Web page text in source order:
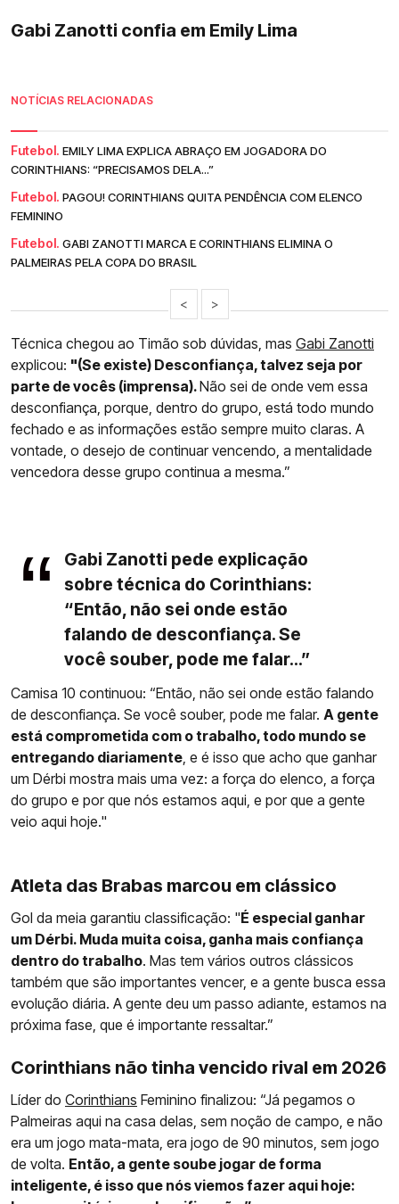
Gabi Zanotti confia em Emily Lima
NOTÍCIAS RELACIONADAS
Futebol. EMILY LIMA EXPLICA ABRAÇO EM JOGADORA DO
CORINTHIANS: “PRECISAMOS DELA...”
Futebol. PAGOU! CORINTHIANS QUITA PENDÊNCIA COM ELENCO
FEMININO
Futebol. GABI ZANOTTI MARCA E CORINTHIANS ELIMINA O
PALMEIRAS PELA COPA DO BRASIL
< >
Técnica chegou ao Timão sob dúvidas, mas Gabi Zanotti
explicou: "(Se existe) Desconfiança, talvez seja por
parte de vocês (imprensa).Não sei de onde vem essa
desconfiança, porque, dentro do grupo, está todo mundo
fechado e as informações estão sempre muito claras. A
vontade, o desejo de continuar vencendo, a mentalidade
vencedora desse grupo continua a mesma.”
Gabi Zanotti pede explicação
sobre técnica do Corinthians:
“Então, não sei onde estão
falando de desconfiança. Se
você souber, pode me falar...”
Camisa 10 continuou: “Então, não sei onde estão falando
de desconfiança. Se você souber, pode me falar. A gente
está comprometida com o trabalho, todo mundo se
entregando diariamente, e é isso que acho que ganhar
um Dérbi mostra mais uma vez: a força do elenco, a força
do grupo e por que nós estamos aqui, e por que a gente
veio aqui hoje."
Atleta das Brabas marcou em clássico
Gol da meia garantiu classificação: "É especial ganhar
um Dérbi. Muda muita coisa, ganha mais confiança
dentro do trabalho. Mas tem vários outros clássicos
também que são importantes vencer, e a gente busca essa
evolução diária. A gente deu um passo adiante, estamos na
próxima fase, que é importante ressaltar.”
Corinthians não tinha vencido rival em 2026
Líder do Corinthians Feminino finalizou: “Já pegamos o
Palmeiras aqui na casa delas, sem noção de campo, e não
era um jogo mata-mata, era jogo de 90 minutos, sem jogo
de volta. Então, a gente soube jogar de forma
inteligente, é isso que nós viemos fazer aqui hoje: